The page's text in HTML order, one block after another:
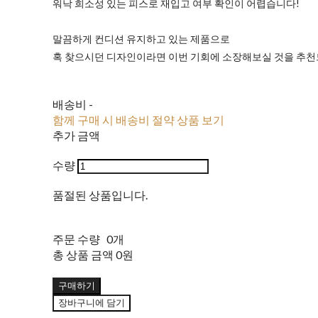
워낙 희소성 있는 피스로 재입고 여부 확인이 어렵습니다!
말끔하게 컨디션 유지하고 있는 제품으로
혹 찾으시던 디자인이라면 이번 기회에 소장해보실 것을 추
배송비 -
함께 구매 시 배송비 절약 상품 보기
추가 금액
수량
품절된 상품입니다.
주문 수량 0개
총 상품 금액 0원
구매하기
장바구니에 담기